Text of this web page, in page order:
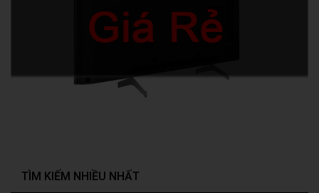
TÌM KIẾM NHIỀU NHẤT